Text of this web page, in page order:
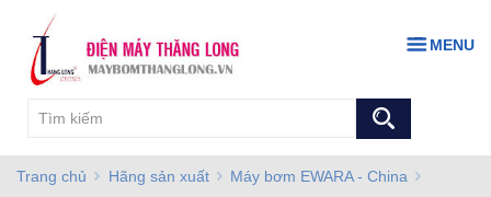
MENU
Trang chủ Hãng sản xuất
Máy bơm EWARA - China